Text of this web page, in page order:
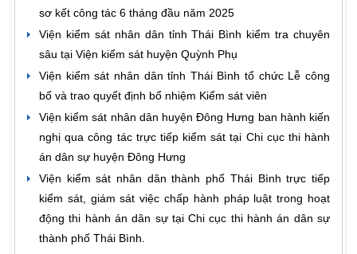
sơ kết công tác 6 tháng đầu năm 2025
Viện kiểm sát nhân dân tỉnh Thái Bình kiểm tra chuyên
sâu tại Viện kiểm sát huyện Quỳnh Phụ
Viện kiểm sát nhân dân tỉnh Thái Bình tổ chức Lễ công
bố và trao quyết định bổ nhiệm Kiểm sát viên
Viện kiểm sát nhân dân huyện Đông Hưng ban hành kiến
nghị qua công tác trực tiếp kiểm sát tại Chi cục thi hành
án dân sự huyện Đông Hưng
Viện kiểm sát nhân dân thành phố Thái Bình trực tiếp
kiểm sát, giám sát việc chấp hành pháp luật trong hoạt
động thi hành án dân sự tại Chi cục thi hành án dân sự
thành phố Thái Bình.